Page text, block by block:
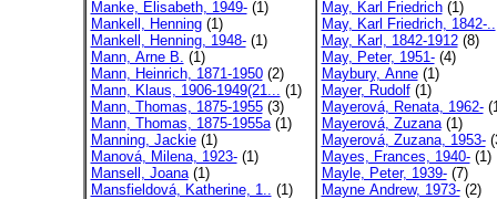
Manke, Elisabeth, 1949-(1)
Mankell, Henning(1)
Mankell, Henning, 1948-(1)
Mann, Arne B. (1)
Mann, Heinrich, 1871-1950(2)
Mann, Klaus, 1906-1949(21... (1)
Mann, Thomas, 1875-1955(3)
Mann, Thomas, 1875-1955a(1)
Manning, Jackie(1)
Manová, Milena, 1923-(1)
Mansell, Joana(1)
Mansfieldová, Katherine, 1.. (1)
May, Karl Friedrich(1)
May, Karl Friedrich, 1842-..
May, Karl, 1842-1912(8)
May, Peter, 1951-(4)
Maybury, Anne(1)
Mayer, Rudolf(1)
Mayerová, Renata, 1962-
Mayerová, Zuzana(1)
Mayerová, Zuzana, 1953-
Mayes, Frances, 1940-(1)
Mayle, Peter, 1939-(7)
Mayne Andrew, 1973-(2)